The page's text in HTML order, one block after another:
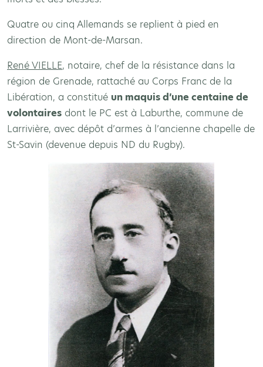
Quatre ou cinq Allemands se replient à pied en
direction de Mont-de-Marsan.
René VIELLE, notaire, chef de la résistance dans la
région de Grenade, rattaché au Corps Franc de la
Libération, a constitué un maquis d’une centaine de
volontaires dont le PC est à Laburthe, commune de
Larrivière, avec dépôt d’armes à l’ancienne chapelle de
St-Savin (devenue depuis ND du Rugby).